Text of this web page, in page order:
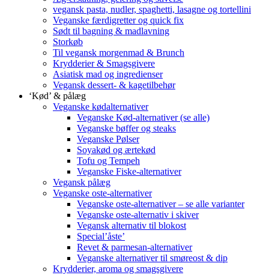
vegansk pasta, nudler, spaghetti, lasagne og tortellini
Veganske færdigretter og quick fix
Sødt til bagning & madlavning
Storkøb
Til vegansk morgenmad & Brunch
Krydderier & Smagsgivere
Asiatisk mad og ingredienser
Vegansk dessert- & kagetilbehør
‘Kød’ & pålæg
Veganske kødalternativer
Veganske Kød-alternativer (se alle)
Veganske bøffer og steaks
Veganske Pølser
Soyakød og ærtekød
Tofu og Tempeh
Veganske Fiske-alternativer
Vegansk pålæg
Veganske oste-alternativer
Veganske oste-alternativer – se alle varianter
Veganske oste-alternativ i skiver
Vegansk alternativ til blokost
Special’åste’
Revet & parmesan-alternativer
Veganske alternativer til smøreost & dip
Krydderier, aroma og smagsgivere